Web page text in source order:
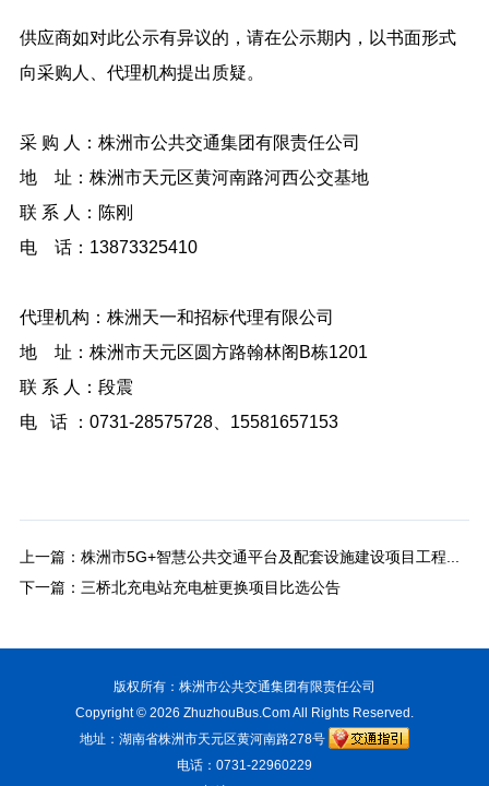
供应商如对此公示有异议的，请在公示期内，以书面形式
向采购人、代理机构提出质疑。
采 购 人：株洲市公共交通集团有限责任公司
地 址：株洲市天元区黄河南路河西公交基地
联 系 人：陈刚
电 话：13873325410
代理机构：株洲天一和招标代理有限公司
地 址：株洲市天元区圆方路翰林阁B栋1201
联 系 人：段震
电 话 ：0731-28575728、15581657153
上一篇： 株洲市5G+智慧公共交通平台及配套设施建设项目工程检测单位采购废标公告
下一篇： 三桥北充电站充电桩更换项目比选公告
版权所有：株洲市公共交通集团有限责任公司
Copyright © 2026 ZhuzhouBus.ComAll Rights Reserved.
地址：湖南省株洲市天元区黄河南路278号
电话：0731-22960229